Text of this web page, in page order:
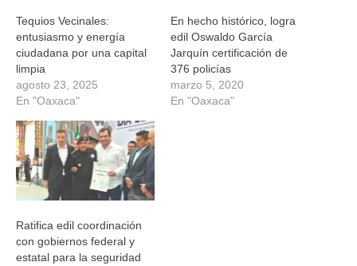
Tequios Vecinales:
entusiasmo y energía
ciudadana por una capital
limpia
agosto 23, 2025
En "Oaxaca"
En hecho histórico, logra
edil Oswaldo García
Jarquín certificación de
376 policías
marzo 5, 2020
En "Oaxaca"
Ratifica edil coordinación
con gobiernos federal y
estatal para la seguridad